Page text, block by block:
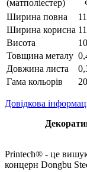
(матполіестер)
Ширина повна
Ширина корисна
Висота
Товщина металу
Довжина листа
Гама кольорів
Довідкова
Printech® - це
концерн Dongbu